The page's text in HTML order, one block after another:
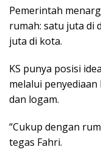
Pemerintah
rumah: satu juta di
juta di kota.
KS punya posisi
melalui
dan logam.
“Cukup dengan
tegas Fahri.